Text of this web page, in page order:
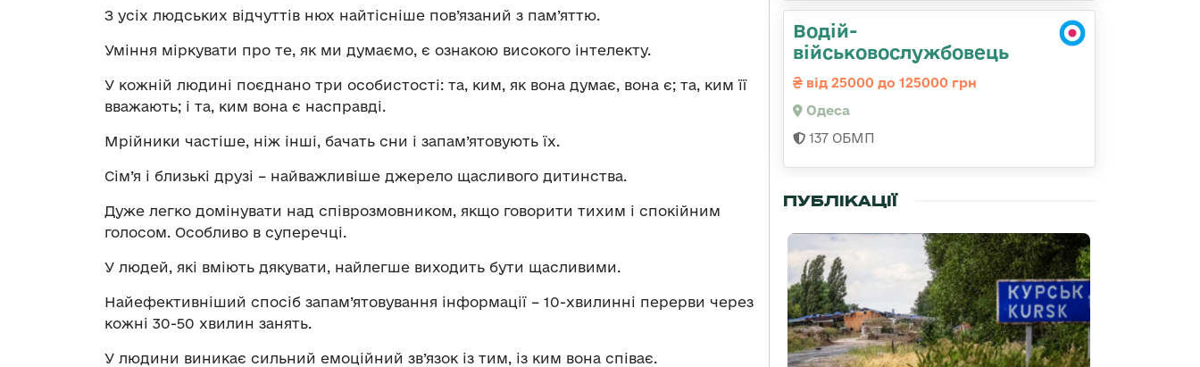
З усіх людських відчуттів нюх найтісніше пов’язаний з пам’яттю.
Уміння міркувати про те, як ми думаємо, є ознакою високого інтелекту.
У кожній людині поєднано три особистості: та, ким, як вона думає, вона є; та, ким її
вважають; і та, ким вона є насправді.
Мрійники частіше, ніж інші, бачать сни і запам’ятовують їх.
Сім’я і близькі друзі – найважливіше джерело щасливого дитинства.
Дуже легко домінувати над співрозмовником, якщо говорити тихим і спокійним
голосом. Особливо в суперечці.
У людей, які вміють дякувати, найлегше виходить бути щасливими.
Найефективніший спосіб запам’ятовування інформації – 10-хвилинні перерви через
кожні 30-50 хвилин занять.
У людини виникає сильний емоційний зв’язок із тим, із ким вона співає.
Водій-
військовослужбовець
від 25000 до 125000 грн
Одеса
137 ОБМП
ПУБЛІКАЦІЇ